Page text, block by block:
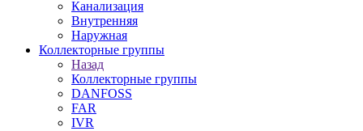
Канализация
Внутренняя
Наружная
Коллекторные группы
Назад
Коллекторные группы
DANFOSS
FAR
IVR